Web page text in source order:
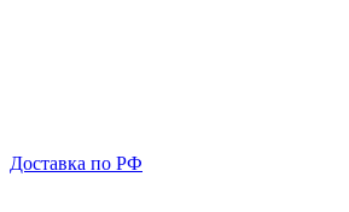
Доставка по РФ